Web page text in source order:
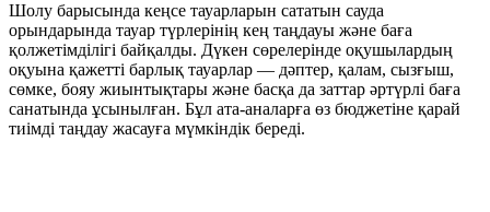
Шолу барысында кеңсе тауарларын сататын сауда
орындарында тауар түрлерінің кең таңдауы және баға
қолжетімділігі байқалды. Дүкен сөрелерінде оқушылардың
оқуына қажетті барлық тауарлар — дәптер, қалам, сызғыш,
сөмке, бояу жиынтықтары және басқа да заттар әртүрлі баға
санатында ұсынылған. Бұл ата-аналарға өз бюджетіне қарай
тиімді таңдау жасауға мүмкіндік береді.